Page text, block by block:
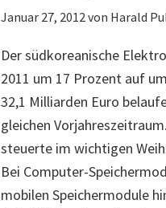
Januar 27, 2012von Harald
Der südkoreanische
2011 um 17 Prozent auf
32,1 Milliarden Euro
gleichen
steuerte im wichtigen
Bei Computer-
mobilen Speichermodule